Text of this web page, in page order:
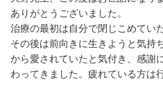
ありがとうございました。
治療の最初は自分で閉じこめてい
その後は前向きに生きようと気持
から愛されていたと気付き、感謝
わってきました。疲れている方は